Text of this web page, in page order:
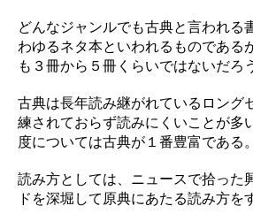
どんなジャンルでも古典と言われる
わゆるネタ本といわれるものである
も３冊から５冊くらいではないだろ
古典は長年読み継がれているロング
練されておらず読みにくいことが多
度については古典が１番豊富である。
読み方としては、ニュースで拾った
ドを深堀して原典にあたる読み方を